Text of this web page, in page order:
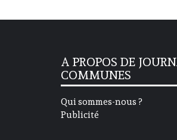
A PROPOS DE
COMMUNES
Qui sommes-nous ?
Publicité